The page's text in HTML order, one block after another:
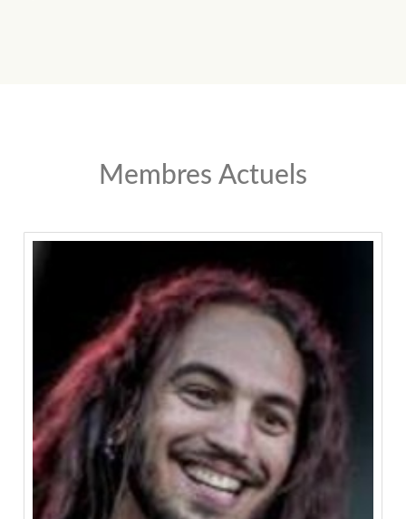
Membres Actuels